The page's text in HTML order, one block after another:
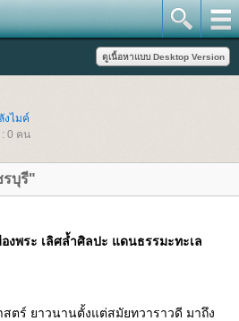
งไมค์
0 คน
รบุรี"
งพระ เลิศล้ำศิลปะ แดนธรรมะทะเล
ตร์ ยาวนานตั้งแต่สมัยทวาราวดี มาถึง